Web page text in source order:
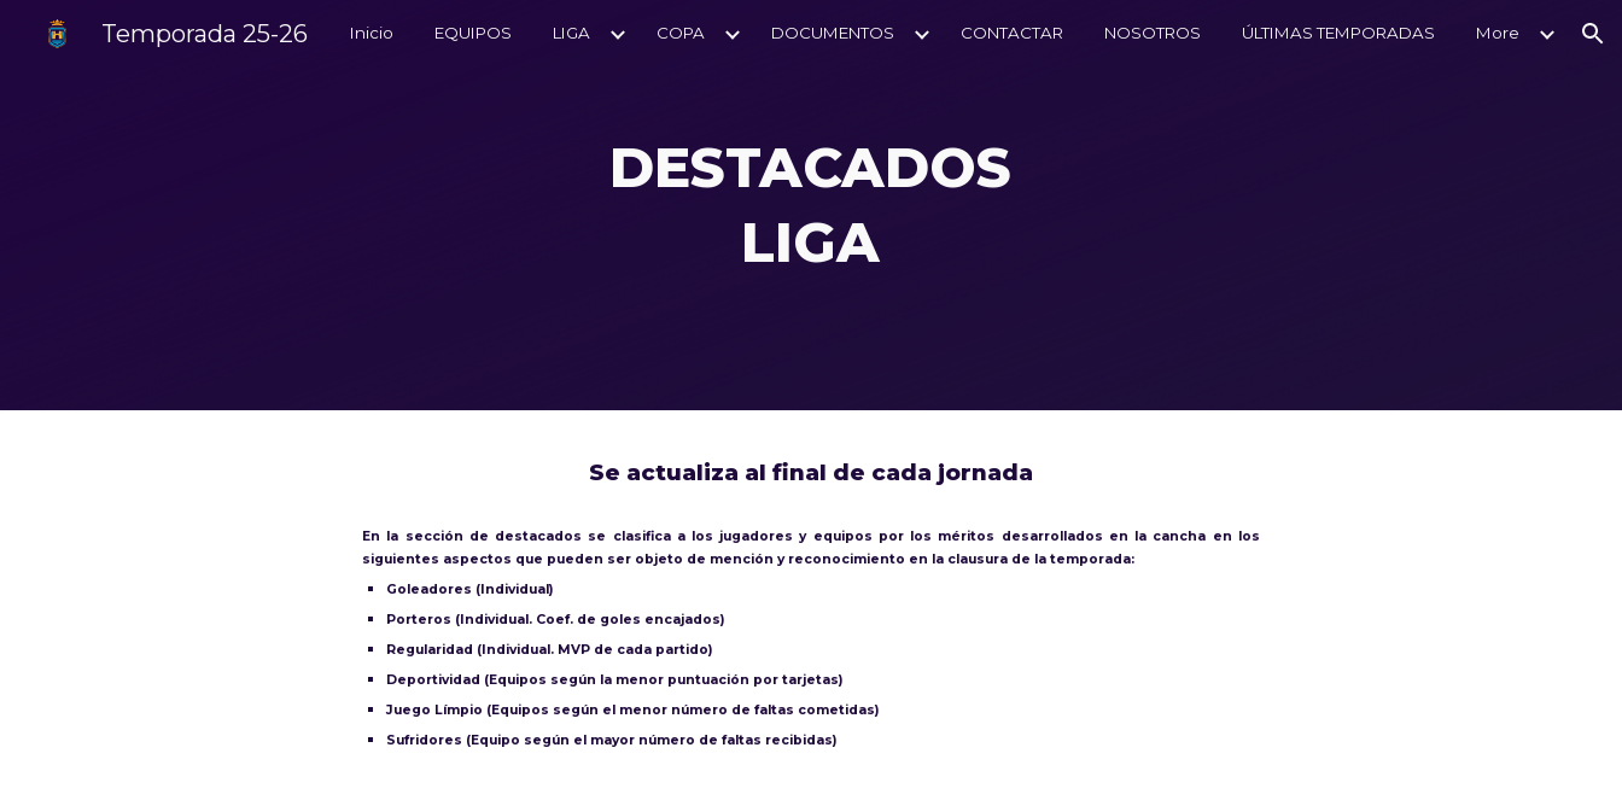
Skip to main content Skip to navigation
Temporada 25-26 Inicio EQUIPOS LIGA COPA DOCUMENTOS CONTACTAR NOSOTROS ÚLTIMAS TEMPORADAS More
DESTACADOS
LIGA
Se actualiza al final de cada jornada
En la sección de destacados se clasifica a los jugadores y equipos por los méritos desarrollados en la cancha en los
siguientes aspectos que pueden ser objeto de mención y reconocimiento en la clausura de la temporada:
Goleadores (Individual)
Porteros (Individual. Coef. de goles encajados)
Regularidad (Individual. MVP de cada partido)
Deportividad (Equipos según la menor puntuación por tarjetas)
Juego Límpio (Equipos según el menor número de faltas cometidas)
Sufridores (Equipo según el mayor número de faltas recibidas)